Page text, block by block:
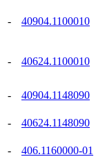
- 40904.1100010
- 40624.1100010
- 40904.1148090
-
40624.1148090
-
406.1160000-01